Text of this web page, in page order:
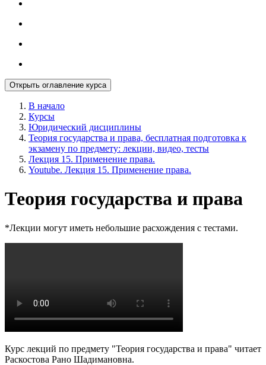
Открыть оглавление курса
В начало
Курсы
Юридический дисциплины
Теория государства и права, бесплатная подготовка к
экзамену по предмету: лекции, видео, тесты
Лекция 15. Применение права.
Youtube. Лекция 15. Применение права.
Теория государства и права
*Лекции могут иметь небольшие расхождения с тестами.
Курс лекций по предмету "Теория государства и права" читает
Раскостова Рано Шадимановна.